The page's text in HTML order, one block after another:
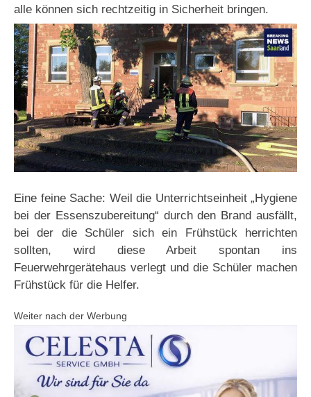
alle können sich rechtzeitig in Sicherheit bringen.
Eine feine Sache: Weil die Unterrichtseinheit „Hygiene
bei der Essenszubereitung“ durch den Brand ausfällt,
bei der die Schüler sich ein Frühstück herrichten
sollten, wird diese Arbeit spontan ins
Feuerwehrgerätehaus verlegt und die Schüler machen
Frühstück für die Helfer.
Weiter nach der Werbung